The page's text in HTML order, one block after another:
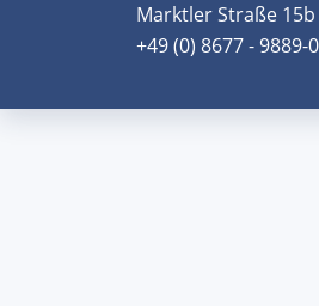
Marktler Straße
+49 (0) 8677 -